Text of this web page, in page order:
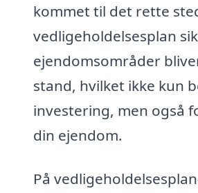
kommet til det rette
vedligeholdelsesplan
ejendomsområder
stand, hvilket ikke kun
investering, men også
din ejendom.
På